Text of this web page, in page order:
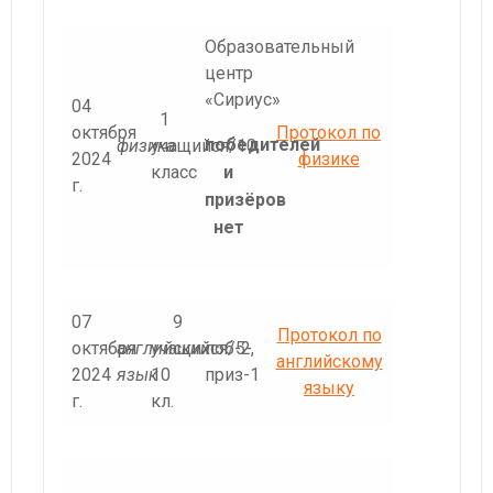
04
октября
2024
г.
физика
1
учащийся/10
класс
Образовательный
центр
«Сириус»
победителей
и
призёров
нет
Протокол по
физике
07
октября
2024
г.
английский
язык
9
учащихся/5-
10
кл.
поб-2,
приз-1
Протокол по
английскому
языку